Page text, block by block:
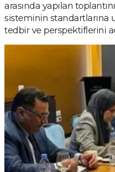
arasında yapılan
sisteminin standartlarına
tedbir ve perspektiflerini